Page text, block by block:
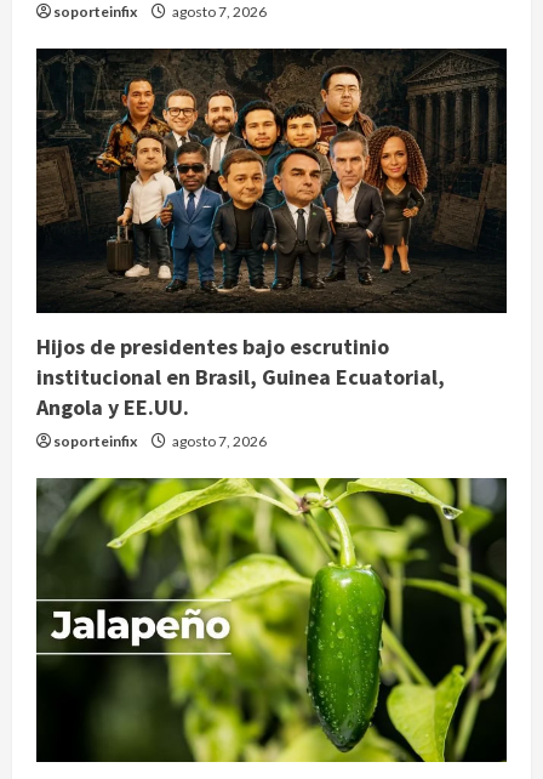
soporteinfix agosto 7, 2026
Hijos de presidentes bajo escrutinio
institucional en Brasil, Guinea Ecuatorial,
Angola y EE.UU.
soporteinfix agosto 7, 2026